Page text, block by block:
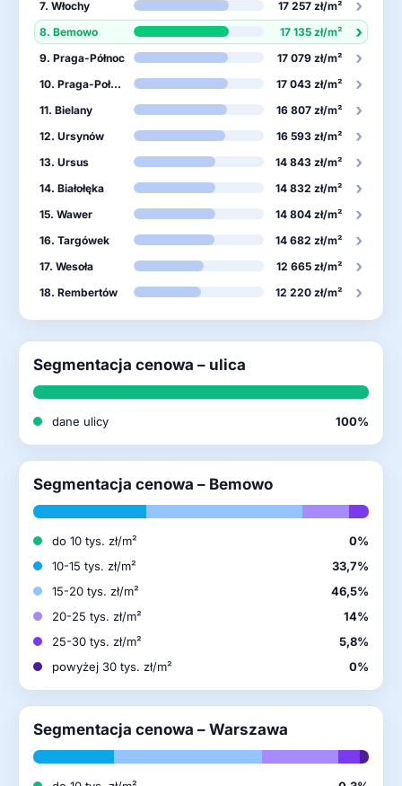
7. Włochy 17 257 zł/m² ›
8. Bemowo 17 135 zł/m² ›
9. Praga-Północ 17 079 zł/m² ›
10. Praga-Południe 17 043 zł/m² ›
11. Bielany 16 807 zł/m² ›
12. Ursynów 16 593 zł/m² ›
13. Ursus 14 843 zł/m² ›
14. Białołęka 14 832 zł/m² ›
15. Wawer 14 804 zł/m² ›
16. Targówek 14 682 zł/m² ›
17. Wesoła 12 665 zł/m² ›
18. Rembertów 12 220 zł/m² ›
Segmentacja cenowa – ulica
dane ulicy 100%
Segmentacja cenowa – Bemowo
do 10 tys. zł/m²
0%
10-15 tys. zł/m²
33,7%
15-20 tys. zł/m²
46,5%
20-25 tys. zł/m²
14%
25-30 tys. zł/m²
5,8%
powyżej 30 tys. zł/m²
0%
Segmentacja cenowa – Warszawa